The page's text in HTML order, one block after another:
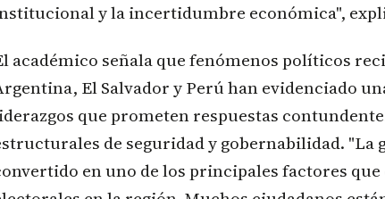
y la incertidumbre económica",
académico señala que fenómenos políticos
El Salvador y Perú han evidenciado
que prometen respuestas
de seguridad y gobernabilidad. "La
en uno de los principales factores